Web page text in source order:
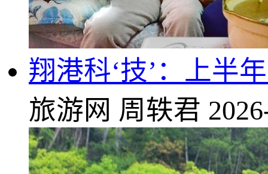
翔港科‘技’：上半
旅游网 周轶君